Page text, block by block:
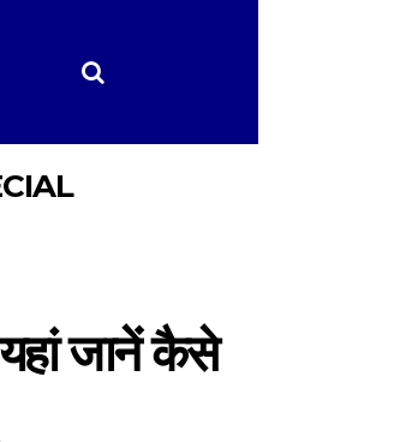
जानें कैसे